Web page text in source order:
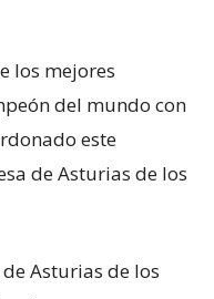
los mejores
del mundo con
este
de Asturias de los
Asturias de los